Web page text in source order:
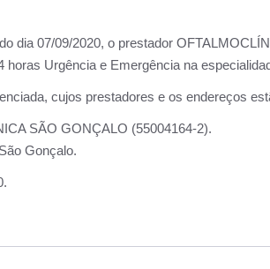
dia 07/09/2020, o prestador
horas Urgência e Emergência na
cujos prestadores e os endereços
SÃO
Gonçalo.